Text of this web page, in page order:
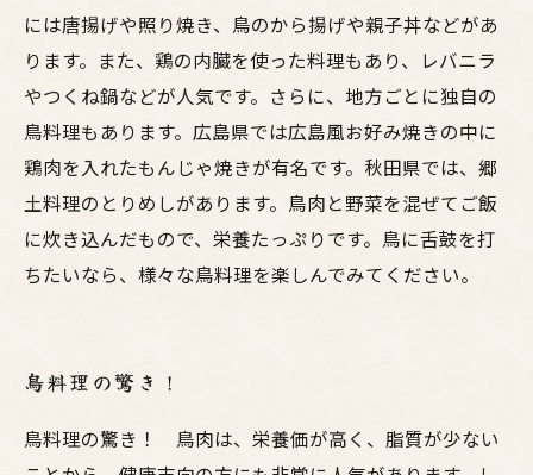
には唐揚げや照り焼き、鳥のから揚げや親子丼などがあ
ります。また、鶏の内臓を使った料理もあり、レバニラ
やつくね鍋などが人気です。さらに、地方ごとに独自の
鳥料理もあります。広島県では広島風お好み焼きの中に
鶏肉を入れたもんじゃ焼きが有名です。秋田県では、郷
土料理のとりめしがあります。鳥肉と野菜を混ぜてご飯
に炊き込んだもので、栄養たっぷりです。鳥に舌鼓を打
ちたいなら、様々な鳥料理を楽しんでみてください。
鳥料理の驚き！
鳥料理の驚き！ 鳥肉は、栄養価が高く、脂質が少ない